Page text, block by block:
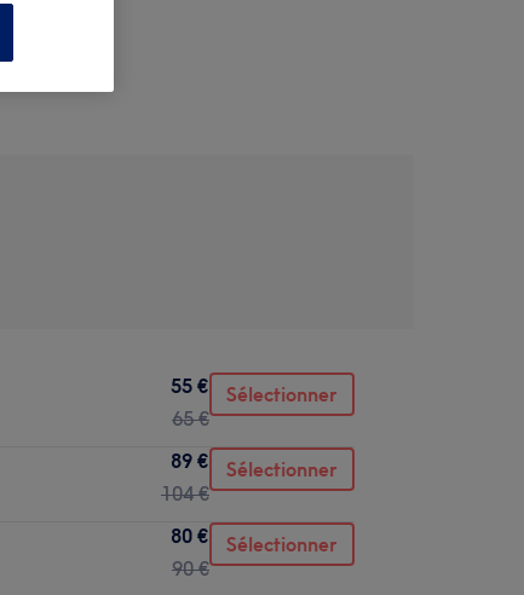
55 €
65 €
Sélectionner
89 €
104 €
Sélectionner
80 €
90 €
Sélectionner